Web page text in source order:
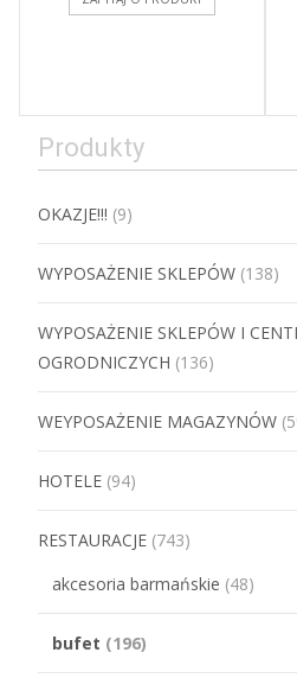
Produkty
OKAZJE!!! (9)
WYPOSAŻENIE SKLEPÓW (138)
WYPOSAŻENIE SKLEPÓW I
OGRODNICZYCH (136)
WEYPOSAŻENIE MAGAZYNÓW
HOTELE (94)
RESTAURACJE (743)
akcesoria barmańskie (48)
bufet (196)